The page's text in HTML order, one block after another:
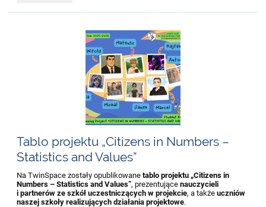
orzechów:
Tablo projektu „Citizens in Numbers –
Statistics and Values”
Na TwinSpace zostały opublikowanetablo projektu „Citizens in
Numbers – Statistics and Values”, prezentującenauczycieli
i partnerów ze szkół uczestniczących w projekcie, a takżeuczniów
naszej szkoły realizujących działania projektowe.